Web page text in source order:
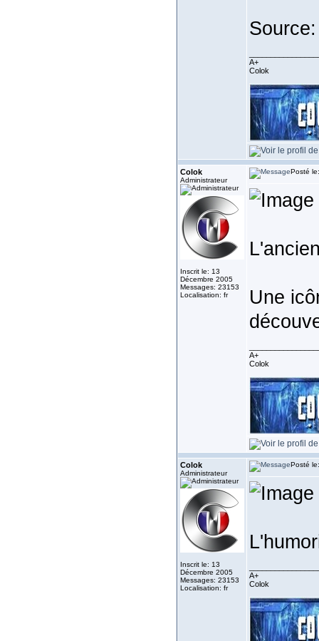
A+
Colok
Colok
Administrateur
Inscrit le: 13
Décembre 2005
Messages: 23153
Localisation: fr
Posté
Une
A+
Colok
Colok
Administrateur
Inscrit le: 13
Décembre 2005
Messages: 23153
Localisation: fr
Posté
A+
Colok